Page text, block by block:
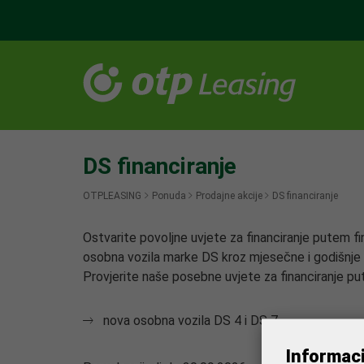
DS financiranje
OTPLEASING Ponuda Prodajne akcije DS financiranje
Ostvarite povoljne uvjete za financiranje putem
osobna vozila marke DS kroz mjesečne i godišnje
Provjerite naše posebne uvjete za financiranje
nova osobna vozila DS 4 i DS 7